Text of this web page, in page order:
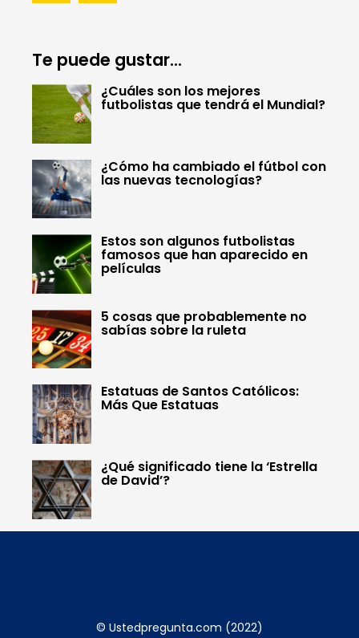
Te puede gustar...
¿Cuáles son los mejores
futbolistas que tendrá el Mundial?
¿Cómo ha cambiado el fútbol con
las nuevas tecnologías?
Estos son algunos futbolistas
famosos que han aparecido en
películas
5 cosas que probablemente no
sabías sobre la ruleta
Estatuas de Santos Católicos:
Más Que Estatuas
¿Qué significado tiene la ‘Estrella
de David’?
© Ustedpregunta.com (2022)